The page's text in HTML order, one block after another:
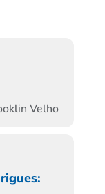
Velho